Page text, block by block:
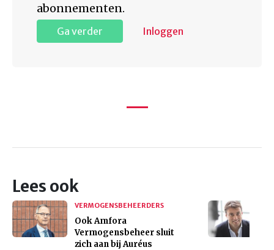
abonnementen.
Ga verder Inloggen
Lees ook
VERMOGENSBEHEERDERS
Ook Amfora
Vermogensbeheer sluit
zich aan bij Auréus